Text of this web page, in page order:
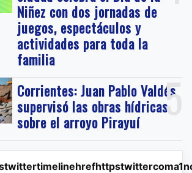
Niñez con dos jornadas de
juegos, espectáculos y
actividades para toda la
familia
5
Corrientes: Juan Pablo Valdés
supervisó las obras hídricas
sobre el arroyo Pirayuí